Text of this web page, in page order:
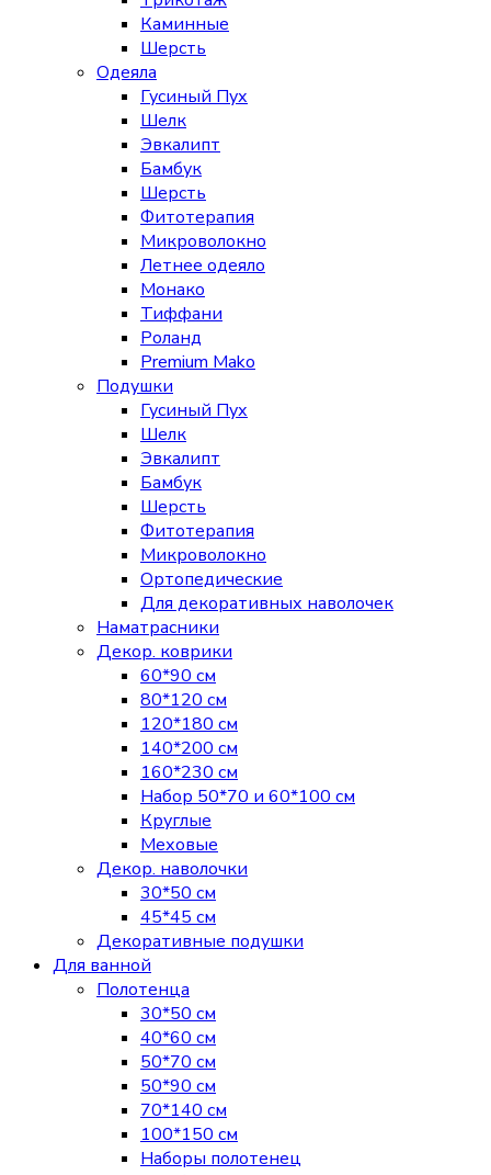
Каминные
Шерсть
Одеяла
Гусиный Пух
Шелк
Эвкалипт
Бамбук
Шерсть
Фитотерапия
Микроволокно
Летнее одеяло
Монако
Тиффани
Роланд
Premium Mako
Подушки
Гусиный Пух
Шелк
Эвкалипт
Бамбук
Шерсть
Фитотерапия
Микроволокно
Ортопедические
Для декоративных наволочек
Наматрасники
Декор. коврики
60*90 см
80*120 см
120*180 см
140*200 см
160*230 см
Набор 50*70 и 60*100 см
Круглые
Меховые
Декор. наволочки
30*50 см
45*45 см
Декоративные подушки
Для ванной
Полотенца
30*50 см
40*60 см
50*70 см
50*90 см
70*140 см
100*150 см
Наборы полотенец